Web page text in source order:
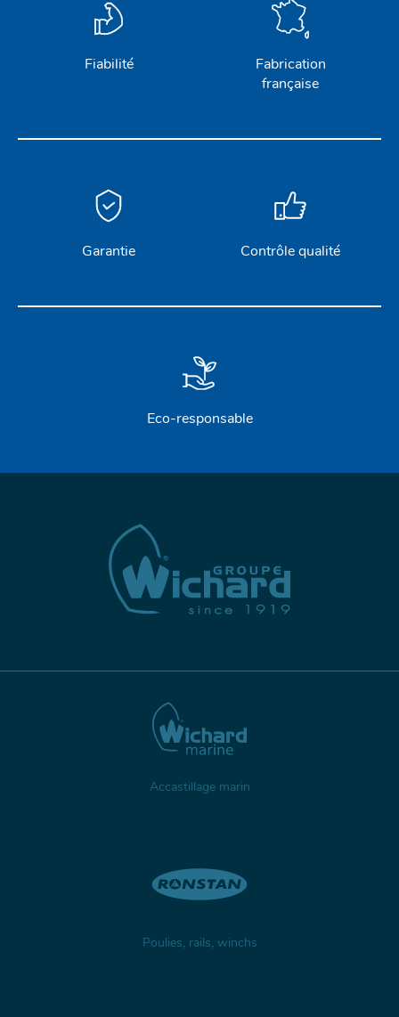
Fiabilité
Fabrication
française
Garantie Contrôle qualité
Eco-responsable
Accastillage marin
Poulies, rails, winchs